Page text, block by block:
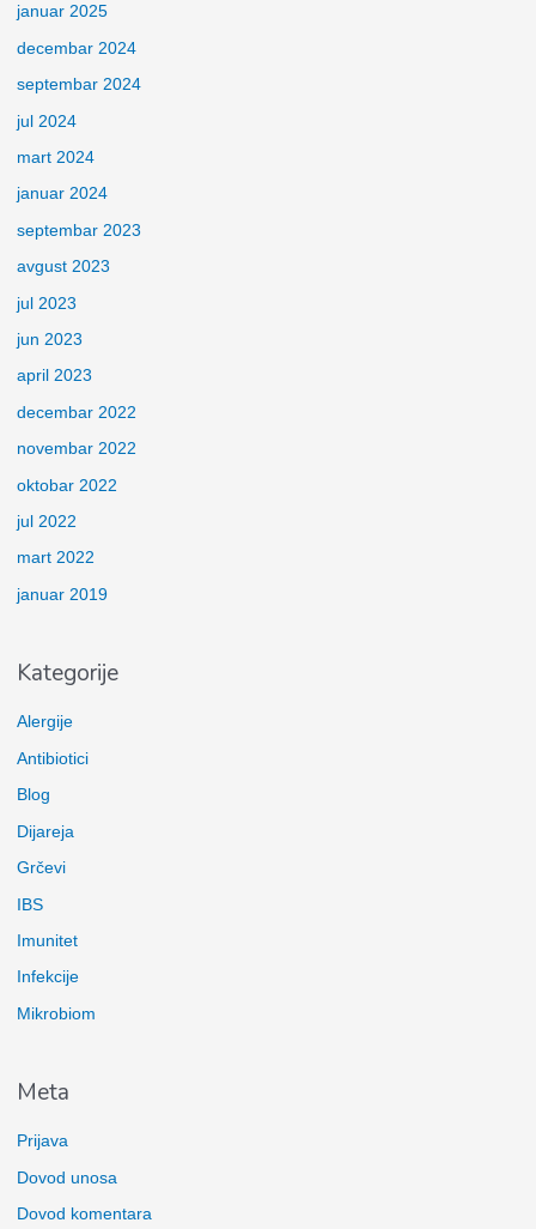
januar 2025
decembar 2024
septembar 2024
jul 2024
mart 2024
januar 2024
septembar 2023
avgust 2023
jul 2023
jun 2023
april 2023
decembar 2022
novembar 2022
oktobar 2022
jul 2022
mart 2022
januar 2019
Kategorije
Alergije
Antibiotici
Blog
Dijareja
Grčevi
IBS
Imunitet
Infekcije
Mikrobiom
Meta
Prijava
Dovod unosa
Dovod komentara